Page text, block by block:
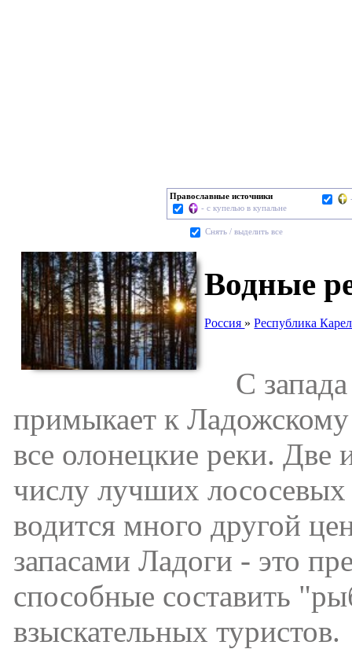
Православные источники
- с купелью в купальне
Cнять / выделить все
Водные
Россия »Республика
С запада
примыкает к Ладожскому
все олонецкие реки. Две
числу лучших
водится много другой
запасами Ладоги - это
способные составить
взыскательных туристов.